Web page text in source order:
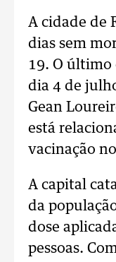
A cidade de
dias sem
19. O
dia 4 de
Gean
está
vacinação
A capital
da
dose
pessoas.